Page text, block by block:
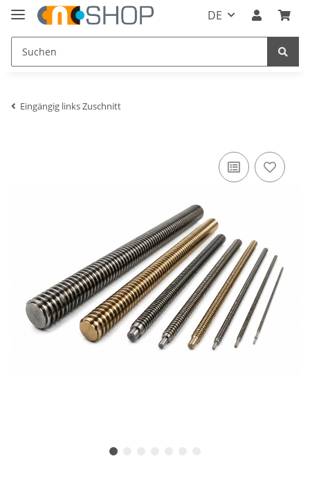
DE
Eingängig links Zuschnitt